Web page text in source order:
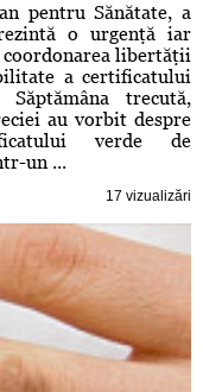
pentru Sănătate, a
o urgenţă iar
coordonarea libertăţii
a certificatului
trecută,
au vorbit despre
verde de
un ...
17 vizualizări